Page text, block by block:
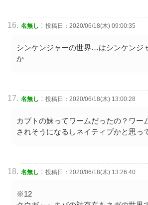
名無し : 投稿日：2020/06/18(木) 09:00:35
シンケンジャーの世界…はシンケンジ
か
名無し : 投稿日：2020/06/18(木) 13:00:28
カブトの妹ってワームだったの？ワー
されそうになるしネイティブかと思っ
名無し : 投稿日：2020/06/18(木) 13:26:40
※12